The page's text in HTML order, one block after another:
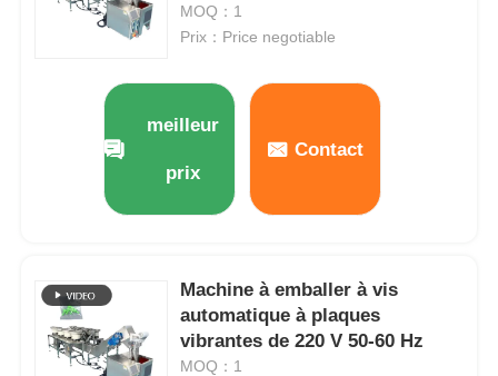
À la maison
Produits
MOQ：1
Prix：Price negotiable
meilleur
prix
Contact
Machine à emballer à vis
automatique à plaques
vibrantes de 220 V 50-60 Hz
MOQ：1